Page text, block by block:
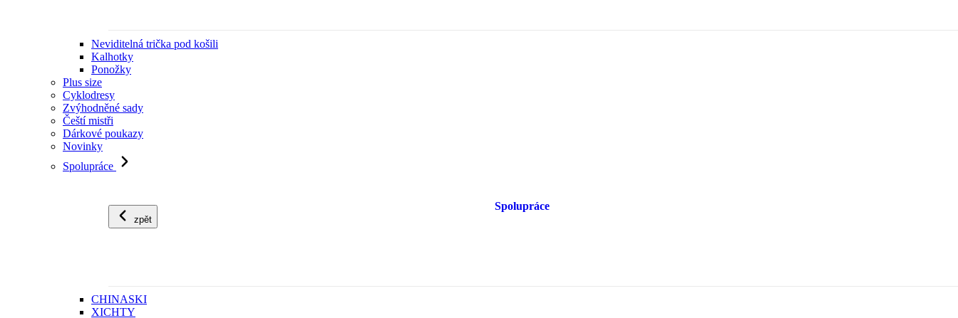
Neviditelná trička pod košili
Kalhotky
Ponožky
Plus size
Cyklodresy
Zvýhodněné sady
Čeští mistři
Dárkové poukazy
Novinky
Spolupráce
zpět
Spolupráce
CHINASKI
XICHTY